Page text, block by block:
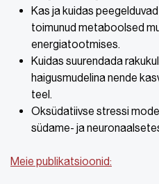
Kas ja kuidas
toimunud metaboolsed
energiatootmises.
Kuidas suurendada
haigusmudelina nende
teel.
Oksüdatiivse stressi
südame- ja
Meie publikatsioonid: